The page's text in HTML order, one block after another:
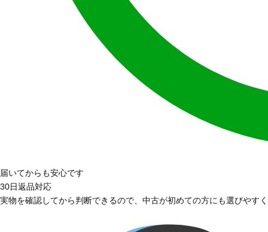
届いてからも安心です
30日返品対応
実物を確認してから判断できるので、中古が初めての方にも選びやす